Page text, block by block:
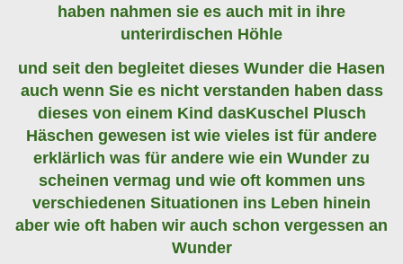
haben nahmen sie es auch mit in ihre
unterirdischen Höhle
und seit den begleitet dieses Wunder die Hasen
auch wenn Sie es nicht verstanden haben dass
dieses von einem Kind dasKuschel Plusch
Häschen gewesen ist wie vieles ist für andere
erklärlich was für andere wie ein Wunder zu
scheinen vermag und wie oft kommen uns
verschiedenen Situationen ins Leben hinein
aber wie oft haben wir auch schon vergessen an
Wunder